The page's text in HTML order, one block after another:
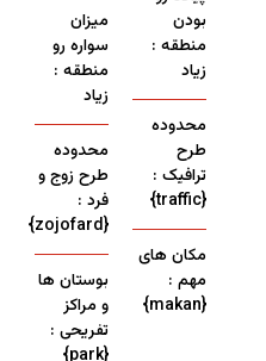
بودن
منطقه :
زیاد
محدوده
طرح
ترافیک :
{traffic}
مکان های
مهم :
{makan}
میزان
سواره رو
منطقه :
زیاد
محدوده
طرح زوج و
فرد :
{zojofard}
بوستان ها
و مراکز
تفریحی :